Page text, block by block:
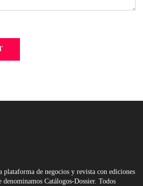
plataforma de negocios y revista con ediciones
denominamos Catálogos-Dossier. Todos